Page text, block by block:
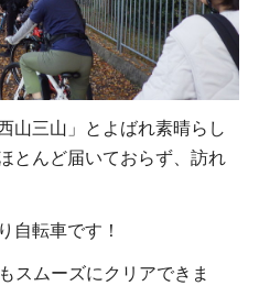
山三山」とよばれ素晴らし
とんど届いておらず、訪れ
自転車です！
スムーズにクリアできま